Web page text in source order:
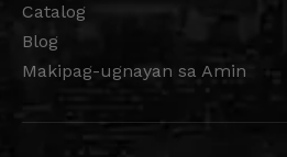
Catalog
Blog
Makipag-ugnayan sa Amin